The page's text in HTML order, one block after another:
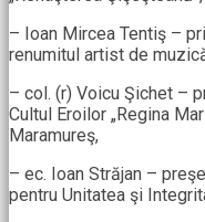
– Ioan Mircea Tentiş –
renumitul artist de
– col. (r) Voicu Şichet –
Cultul Eroilor „Regina
Maramureş,
– ec. Ioan Străjan –
pentru Unitatea şi